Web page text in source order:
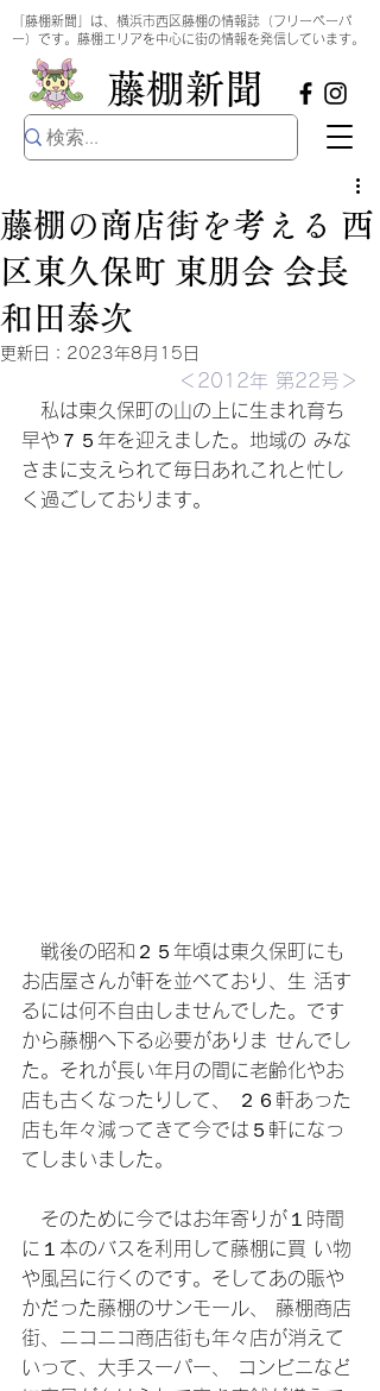
​藤棚新聞
「藤棚新聞」は、横浜市西区藤棚の情報誌（フリーペーパ
ー）です。藤棚エリアを中心に街の情報を発信しています。
藤棚の商店街を考える 西
区東久保町 東朋会 会長
和田泰次
更新日： 2023年8月15日
＜2012年 第22号＞
私は東久保町の山の上に生まれ育ち
早や７５年を迎えました。地域の みな
さまに支えられて毎日あれこれと忙し
く過ごしております。
戦後の昭和２５年頃は東久保町にも
お店屋さんが軒を並べており、生 活す
るには何不自由しませんでした。です
から藤棚へ下る必要がありま せんでし
た。それが長い年月の間に老齢化やお
店も古くなったりして、 ２６軒あった
店も年々減ってきて今では５軒になっ
てしまいました。
そのために今ではお年寄りが１時間
に１本のバスを利用して藤棚に買 い物
や風呂に行くのです。そしてあの賑や
かだった藤棚のサンモール、 藤棚商店
街、ニコニコ商店街も年々店が消えて
いって、大手スーパー、 コンビニなど